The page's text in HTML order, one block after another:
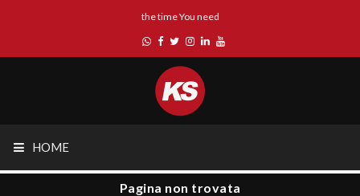
the time You need
HOME
Pagina non trovata